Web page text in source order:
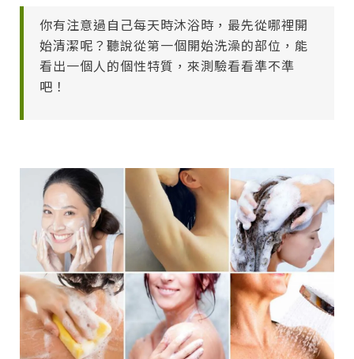
你有注意過自己每天時沐浴時，最先從哪裡開
始清潔呢？聽說從第一個開始洗澡的部位，能
看出一個人的個性特質，來測驗看看準不準
吧！